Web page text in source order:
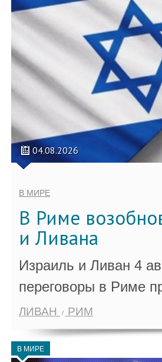
04.08.2026
В МИРЕ
В Риме
и Ливана
Израиль и Ливан 4
переговоры в Риме
ЛИВАН РИМ
В МИРЕ